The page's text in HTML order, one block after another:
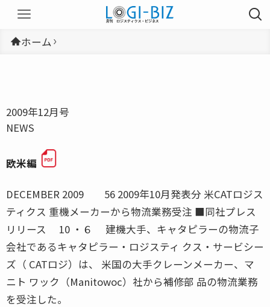
ホーム
2009年12月号
NEWS
欧米編
DECEMBER 2009 56 2009年10月発表分 米CATロジス
ティクス 重機メーカーから物流業務受注 ■同社プレス
リリース 10 ・６ 建機大手、キャタピラーの物流子
会社であるキャタピラー・ロジスティ クス・サービシー
ズ（ CATロジ）は、 米国の大手クレーンメーカー、マ
ニト ワック（Manitowoc）社から補修部 品の物流業務
を受注した。